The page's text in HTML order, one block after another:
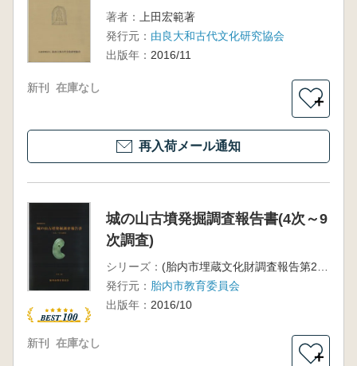
著者： 上田宏範著
発行元： 由良大和古代文化研究協会
出版年： 2016/11
新刊 在庫なし
＋
再入荷メール通知
城の山古墳発掘調査報告書(4次～9
次調査)
シリーズ：
(胎内市埋蔵文化財調査報告第26集)
発行元： 胎内市教育委員会
出版年： 2016/10
新刊 在庫なし
＋